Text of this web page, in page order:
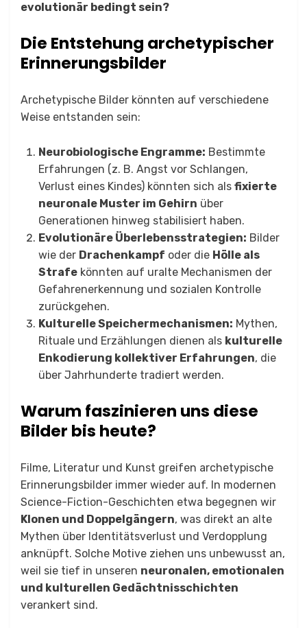
evolutionär bedingt sein?
Die Entstehung archetypischer
Erinnerungsbilder
Archetypische Bilder könnten auf verschiedene
Weise entstanden sein:
Neurobiologische Engramme: Bestimmte
Erfahrungen (z. B. Angst vor Schlangen,
Verlust eines Kindes) könnten sich als fixierte
neuronale Muster im Gehirn über
Generationen hinweg stabilisiert haben.
Evolutionäre Überlebensstrategien: Bilder
wie der Drachenkampf oder die Hölle als
Strafe könnten auf uralte Mechanismen der
Gefahrenerkennung und sozialen Kontrolle
zurückgehen.
Kulturelle Speichermechanismen: Mythen,
Rituale und Erzählungen dienen als kulturelle
Enkodierung kollektiver Erfahrungen, die
über Jahrhunderte tradiert werden.
Warum faszinieren uns diese
Bilder bis heute?
Filme, Literatur und Kunst greifen archetypische
Erinnerungsbilder immer wieder auf. In modernen
Science-Fiction-Geschichten etwa begegnen wir
Klonen und Doppelgängern, was direkt an alte
Mythen über Identitätsverlust und Verdopplung
anknüpft. Solche Motive ziehen uns unbewusst an,
weil sie tief in unseren neuronalen, emotionalen
und kulturellen Gedächtnisschichten
verankert sind.